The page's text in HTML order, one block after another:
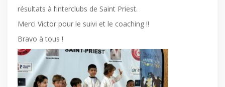
résultats à l’interclubs de Saint Priest.
Merci Victor pour le suivi et le coaching !!
Bravo à tous !